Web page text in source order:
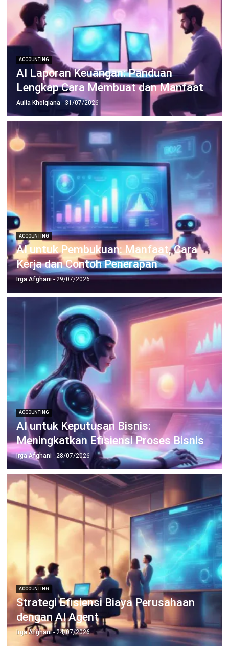
terlengkap untuk berbagai jenis industri, yang dapat
disesuaikan dengan kebutuhan setiap bisnis.
PRODUK
ERP
Inventory
Asset
CRM
Leads
Invoicing
Accounting
Procurement
POS (Point of Sales)
HRM
INDUSTRI
Manufacturing
Wholesale
Retail
Construction
Engineering
Mining
FnB
Facility
Agriculture
Central Kitchen
HUBUNGI KAMI
Jalan Balikpapan Raya No. 9 A - C, Daerah Khusus Ibukota
Jakarta 10160
+62-812-2284-6776
hello@hashmicro.co.id
partnership@hashmicro.com
© BusinessTech by Hashmicro
HomeIndustriProdukTentang KamiHubungi Kami